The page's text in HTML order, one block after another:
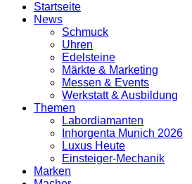
Startseite
News
Schmuck
Uhren
Edelsteine
Märkte & Marketing
Messen & Events
Werkstatt & Ausbildung
Themen
Labordiamanten
Inhorgenta Munich 2026
Luxus Heute
Einsteiger-Mechanik
Marken